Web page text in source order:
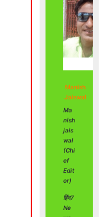
Manish
Jaiswal
Ma
nish
jais
wal
(Chi
ef
Edit
or)
हिंद7
Ne